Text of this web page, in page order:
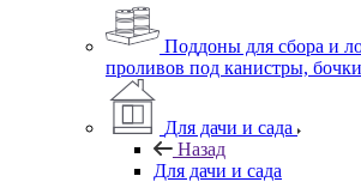
Поддоны для сбора и
проливов под канистры,
Для дачи и сада
Назад
Для дачи и сада